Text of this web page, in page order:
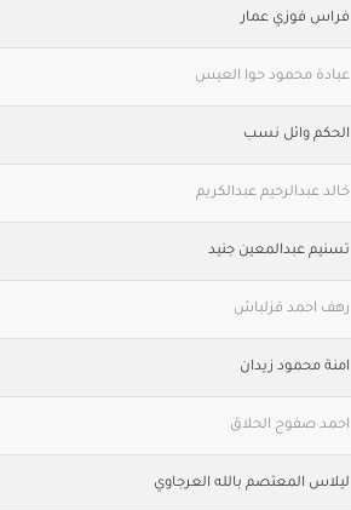
فراس فوزي عمار
عبادة محمود حوا العيس
الحكم وائل نسب
خالد عبدالرحيم عبدالكريم
تسنيم عبدالمعين جنيد
رهف احمد قزلباش
امنة محمود زيدان
احمد صفوح الحلاق
ليلاس المعتصم بالله العرجاوي